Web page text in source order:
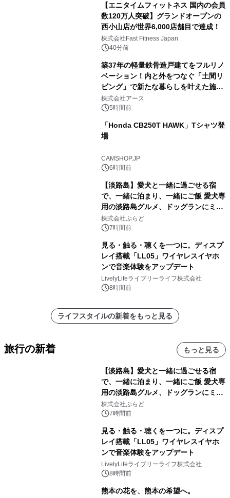
【エニタイムフィットネス 国内の会員
数120万人突破】グランドオープンの
西小山店が世界6,000店舗目で達成！
株式会社Fast Fitness Japan
40分前
築37年の軽量鉄骨造戸建てをフルリノ
ベーション！内と外をつなぐ「土間リ
ビング」で新たな暮らしを叶えた施工
事例を株式会社アースが公開
株式会社アース
5時間前
「Honda CB250T HAWK」Tシャツ登
場
CAMSHOP.JP
6時間前
【淡路島】愛犬と一緒に過ごせる宿
で、一緒に泊まり、一緒にご飯 愛犬専
用の淡路島グルメ、ドッグランにミニ
プール グランピングとトレーラーハウ
スの2施設で
株式会社ぷらど
7時間前
見る・触る・聴くを一つに。ディスプ
レイ搭載「LL05」ワイヤレスイヤホ
ンで音楽体験をアップデート
LivelyLifeライブリーライフ株式会社
8時間前
ライフスタイルの新着をもっと見る
旅行の新着 もっと見る
【淡路島】愛犬と一緒に過ごせる宿
で、一緒に泊まり、一緒にご飯 愛犬専
用の淡路島グルメ、ドッグランにミニ
プール グランピングとトレーラーハウ
スの2施設で
株式会社ぷらど
7時間前
見る・触る・聴くを一つに。ディスプ
レイ搭載「LL05」ワイヤレスイヤホ
ンで音楽体験をアップデート
LivelyLifeライブリーライフ株式会社
8時間前
熊本の花を、熊本の希望へ。